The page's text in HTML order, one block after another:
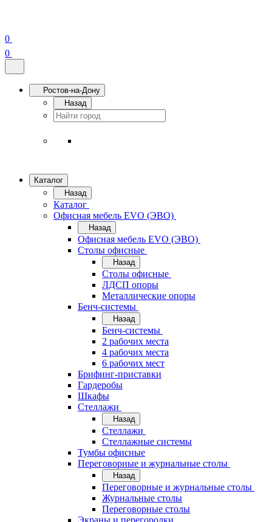
0
0
Ростов-на-Дону
Назад
Каталог
Назад
Каталог
Офисная мебель EVO (ЭВО)
Назад
Офисная мебель EVO (ЭВО)
Cтолы офисные
Назад
Cтолы офисные
ЛДСП опоры
Металлические опоры
Бенч-системы
Назад
Бенч-системы
2 рабочих места
4 рабочих места
6 рабочих мест
Брифинг-приставки
Гардеробы
Шкафы
Стеллажи
Назад
Стеллажи
Стеллажные системы
Тумбы офисные
Переговорные и журнальные столы
Назад
Переговорные и журнальные столы
Журнальные столы
Переговорные столы
Экраны и перегородки